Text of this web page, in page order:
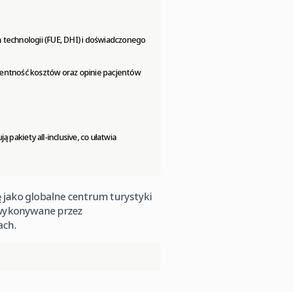
(FUE, DHI) i doświadczonego
kosztów oraz opinie pacjentów
pakiety all-inclusive, co ułatwia
jako globalne centrum turystyki
przez